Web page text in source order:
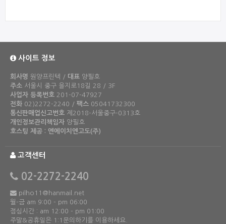
사이트 정보
회사명 원양프린텍 / 대표 양필호
주소 서울시 중구 을지로18길 28 / 3F
사업자 등록번호 201-07-47927
전화 02)2272-2240 / 팩스 05041732300
통신판매업신고번호 제2018-서울중구-0313호
개인정보관리책임자 양필호
호스팅 제공 : 엔에이치엔고도(주)
고객센터
02-2272-2240
pilho11@hanmail.net
월-금 am 9:00 - pm 06:00
점심시간 : am 12:00 - pm 01:00
주말&공휴일은 1:1문의하기를 이용하세요.